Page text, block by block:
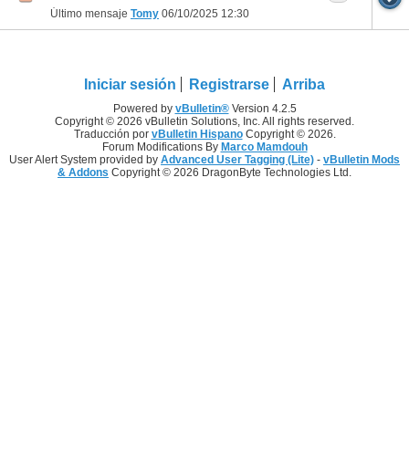
Último mensaje Tomy 06/10/2025 12:30
Iniciar sesión Registrarse Arriba
Powered by vBulletin®Version 4.2.5
Copyright © 2026 vBulletin Solutions, Inc. All rights reserved.
Traducción por vBulletin HispanoCopyright © 2026.
Forum Modifications By Marco Mamdouh
User Alert System provided by Advanced User Tagging (Lite) - vBulletin Mods
& Addons Copyright © 2026 DragonByte Technologies Ltd.